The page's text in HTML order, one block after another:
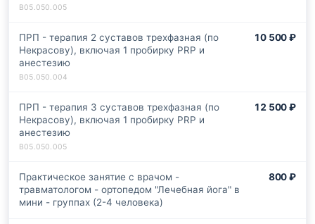
ПРП - терапия 2 суставов трехфазная (по
Некрасову), включая 1 пробирку PRP и
анестезию
10 500 ₽
ПРП - терапия 3 суставов трехфазная (по
Некрасову), включая 1 пробирку PRP и
анестезию
12 500 ₽
Практическое занятие с врачом -
травматологом - ортопедом "Лечебная йога" в
мини - группах (2-4 человека)
800 ₽